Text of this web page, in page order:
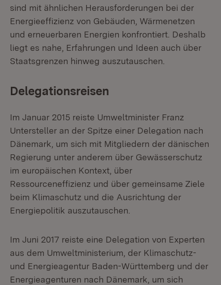
sind mit ähnlichen Herausforderungen bei der
Energieeffizienz von Gebäuden, Wärmenetzen
und erneuerbaren Energien konfrontiert. Deshalb
liegt es nahe, Erfahrungen und Ideen auch über
Staatsgrenzen hinweg auszutauschen.
Delegationsreisen
Im Januar 2015 reiste Umweltminister Franz
Untersteller an der Spitze einer Delegation nach
Dänemark, um sich mit Mitgliedern der dänischen
Regierung unter anderem über Gewässerschutz
im europäischen Kontext, über
Ressourceneffizienz und über gemeinsame Ziele
beim Klimaschutz und die Ausrichtung der
Energiepolitik auszutauschen.
Im Juni 2017 reiste eine Delegation von Experten
aus dem Umweltministerium, der Klimaschutz-
und Energieagentur Baden-Württemberg und der
Energieagenturen nach Dänemark, um sich